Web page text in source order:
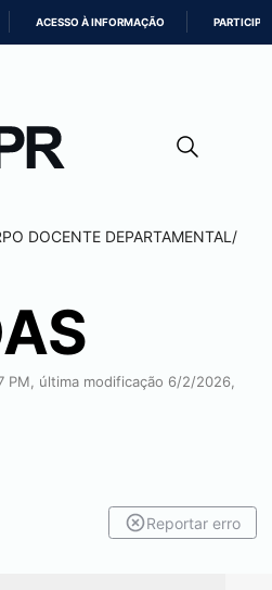
CONTEÚDO
ACESSO À INFORMAÇÃO PARTICIPE
DOCENTE DEPARTAMENTAL /
PM, última modificação 6/2/2026,
Reportar erro